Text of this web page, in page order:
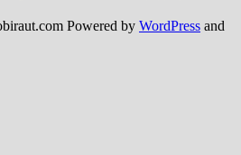
Powered by WordPress and